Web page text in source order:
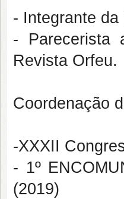
- Integrante
- Parecerista
Revista Orfeu.
Coordenação
-XXXII
- 1º
(2019)